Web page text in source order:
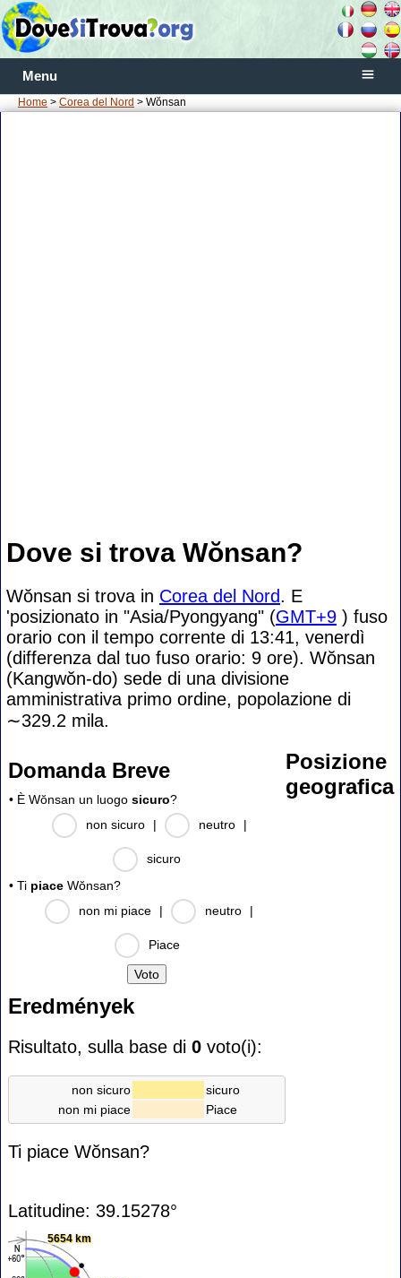
Menu
Home > Corea del Nord > Wŏnsan
Dove si trova Wŏnsan?
Wŏnsan si trova in Corea del Nord. E
'posizionato in "Asia/Pyongyang" (GMT+9 ) fuso
orario con il tempo corrente di 13:41, venerdì
(differenza dal tuo fuso orario: 9 ore). Wŏnsan
(Kangwŏn-do) sede di una divisione
amministrativa primo ordine, popolazione di
∼329.2 mila.
Domanda Breve
• È Wŏnsan un luogo sicuro?
non sicuro
| neutro |
sicuro
• Ti piace Wŏnsan?
non mi piace
| neutro |
Piace
Eredmények
Risultato, sulla base di 0 voto(i):
non sicuro
sicuro
non mi piace
Piace
Ti piace Wŏnsan?
Posizione
geografica
Latitudine: 39.15278°
5654 km